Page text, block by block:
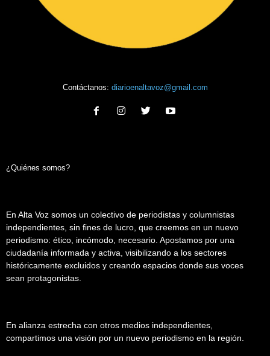
Contáctanos: diarioenaltavoz@gmail.com
¿Quiénes somos?
En Alta Voz somos un colectivo de periodistas y columnistas
independientes, sin fines de lucro, que creemos en un nuevo
periodismo: ético, incómodo, necesario. Apostamos por una
ciudadanía informada y activa, visibilizando a los sectores
históricamente excluidos y creando espacios donde sus voces
sean protagonistas.
En alianza estrecha con otros medios independientes,
compartimos una visión por un nuevo periodismo en la región.